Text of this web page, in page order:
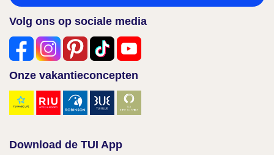
Volg ons op sociale media
Onze vakantieconcepten
Download de TUI App